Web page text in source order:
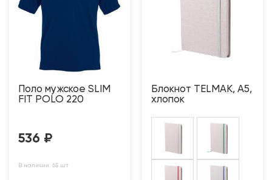
Поло мужское SLIM
FIT POLO 220
536 ₽
В наличии: 65 шт
Блокнот TELMAK, A5,
хлопок